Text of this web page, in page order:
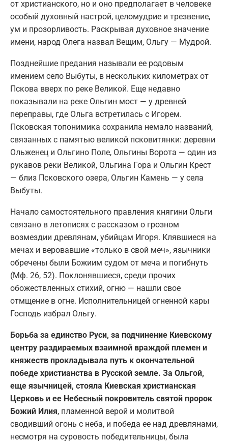
от христианского, но и оно предполагает в человеке
особый духовный настрой, целомудрие и трезвение,
ум и прозорливость. Раскрывая духовное значение
имени, народ Олега назвал Вещим, Ольгу — Мудрой.
Позднейшие предания называли ее родовым
имением село Выбуты, в нескольких километрах от
Пскова вверх по реке Великой. Еще недавно
показывали на реке Ольгин мост — у древней
переправы, где Ольга встретилась с Игорем.
Псковская топонимика сохранила немало названий,
связанных с памятью великой псковитянки: деревни
Ольженец и Ольгино Поле, Ольгины Ворота — один из
рукавов реки Великой, Ольгина Гора и Ольгин Крест
— близ Псковского озера, Ольгин Камень — у села
Выбуты.
Начало самостоятельного правления княгини Ольги
связано в летописях с рассказом о грозном
возмездии древлянам, убийцам Игоря. Клявшиеся на
мечах и веровавшие «только в свой меч», язычники
обречены были Божиим судом от меча и погибнуть
(Мф. 26, 52). Поклонявшиеся, среди прочих
обожествленных стихий, огню — нашли свое
отмщение в огне. Исполнительницей огненной кары
Господь избрал Ольгу.
Борьба за единство Руси, за подчинение Киевскому
центру раздираемых взаимной враждой племен и
княжеств прокладывала путь к окончательной
победе христианства в Русской земле. За Ольгой,
еще язычницей, стояла Киевская христианская
Церковь и ее Небесный покровитель святой пророк
Божий Илия, пламенной верой и молитвой
сводивший огонь с неба, и победа ее над древлянами,
несмотря на суровость победительницы, была